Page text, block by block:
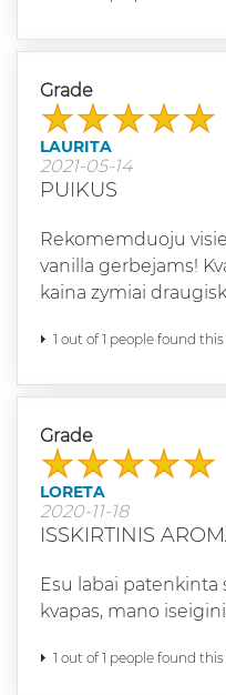
Grade
LAURITA
2021-05-14
PUIKUS
Rekomemduoju
vanilla gerbejams!
kaina zymiai
1 out of 1 people found
Grade
LORETA
2020-11-18
ISSKIRTINIS
Esu labai patenkinta
kvapas, mano
1 out of 1 people found